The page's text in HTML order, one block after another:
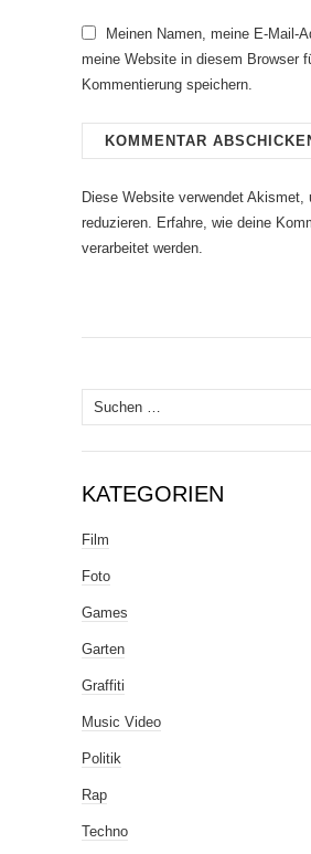
Meinen Namen, meine E-Mail-
meine Website in diesem Browser
Kommentierung speichern.
Diese Website verwendet Akismet,
reduzieren. Erfahre, wie deine
verarbeitet werden.
Suche
nach:
KATEGORIEN
Film
Foto
Games
Garten
Graffiti
Music Video
Politik
Rap
Techno